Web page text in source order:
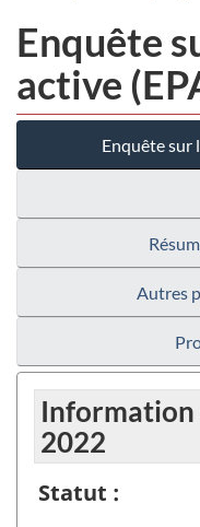
Enquête
active
Enquête sur
Autres
2022
Statut :